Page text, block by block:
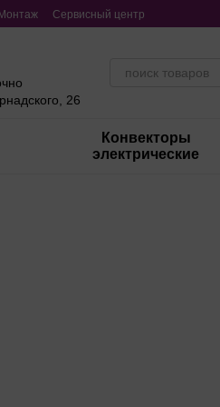
Монтаж Сервисный центр
26
Конвекторы
электрические